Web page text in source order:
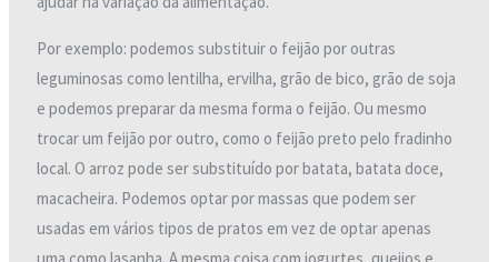
Por exemplo: podemos substituir o feijão por outras
leguminosas como lentilha, ervilha, grão de bico, grão de soja
e podemos preparar da mesma forma o feijão. Ou mesmo
trocar um feijão por outro, como o feijão preto pelo fradinho
local. O arroz pode ser substituído por batata, batata doce,
macacheira. Podemos optar por massas que podem ser
usadas em vários tipos de pratos em vez de optar apenas
uma como lasanha. A mesma coisa com iogurtes, queijos e